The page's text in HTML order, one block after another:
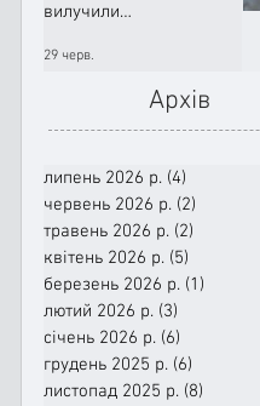
вилучили
29 черв.
Архів
липень 2026 р. (4)
червень 2026 р. (2)
травень 2026 р. (2)
квітень 2026 р. (5)
березень 2026 р. (1)
лютий 2026 р. (3)
січень 2026 р. (6)
грудень 2025 р. (6)
листопад 2025 р. (8)